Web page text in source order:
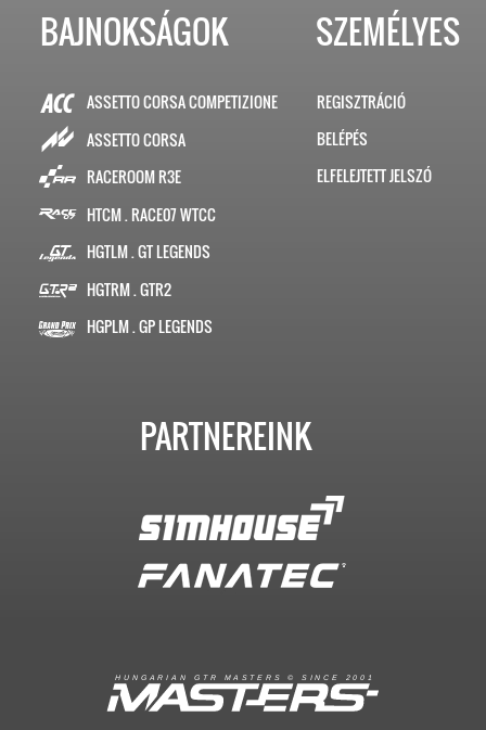
BAJNOKSÁGOK
ASSETTO CORSA COMPETIZIONE
ASSETTO CORSA
RACEROOM R3E
HTCM . RACE07 WTCC
HGTLM . GT LEGENDS
HGTRM . GTR2
HGPLM . GP LEGENDS
SZEMÉLYES
REGISZTRÁCIÓ
BELÉPÉS
ELFELEJTETT JELSZÓ
PARTNEREINK
H U N G A R I A N G T R M A S T E R S © S I N C E 2 0 0 1